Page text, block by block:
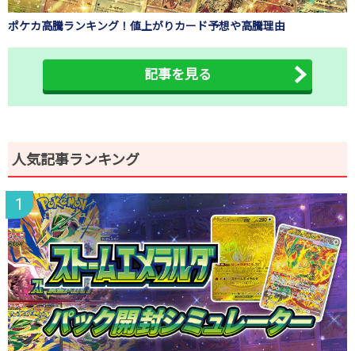
ポケカ高騰ランキング！値上がりカード予想や高騰理由
記事を見る
人気記事ランキング